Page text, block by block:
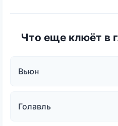
Что еще клюёт в
Вьюн
Голавль